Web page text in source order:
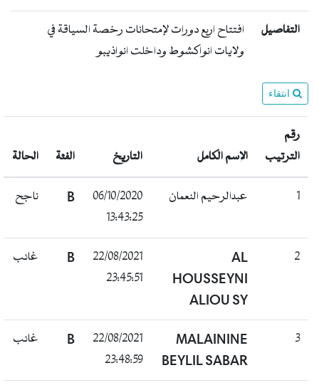
التفاصيل
افتتاح اربع دورات لإمتحانات رخصة السياقة في
ولايات انواكشوط وداخلت انواذيبو
انتقاء
رقم
الترتيب
الإسم الكامل التاريخ الفئة الحالة
1 عبدالرحيم النعمان
06/10/2020
13:43:25
B ناجح
2
AL
HOUSSEYNI
ALIOU SY
22/08/2021
23:45:51
B غائب
3
MALAININE
BEYLIL SABAR
22/08/2021
23:48:59
B غائب